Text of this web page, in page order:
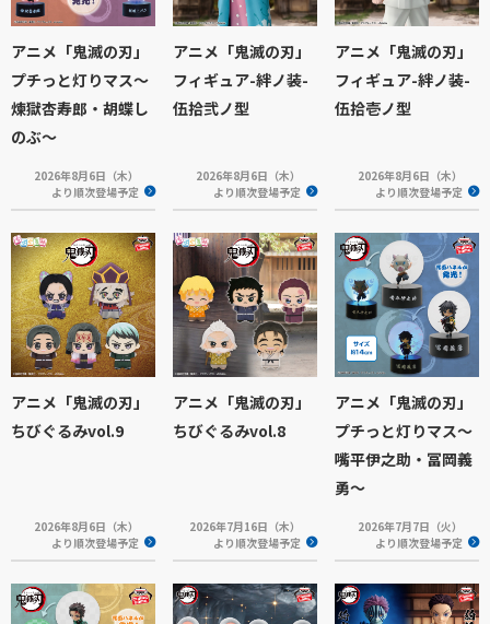
アニメ「鬼滅の刃」
プチっと灯りマス～
煉獄杏寿郎・胡蝶し
のぶ～
2026年8月6日（木）
より順次登場予定
アニメ「鬼滅の刃」
フィギュア-絆ノ装-
伍拾弐ノ型
2026年8月6日（木）
より順次登場予定
アニメ「鬼滅の刃」
フィギュア-絆ノ装-
伍拾壱ノ型
2026年8月6日（木）
より順次登場予定
アニメ「鬼滅の刃」
ちびぐるみvol.9
2026年8月6日（木）
より順次登場予定
アニメ「鬼滅の刃」
ちびぐるみvol.8
2026年7月16日（木）
より順次登場予定
アニメ「鬼滅の刃」
プチっと灯りマス～
嘴平伊之助・冨岡義
勇～
2026年7月7日（火）
より順次登場予定